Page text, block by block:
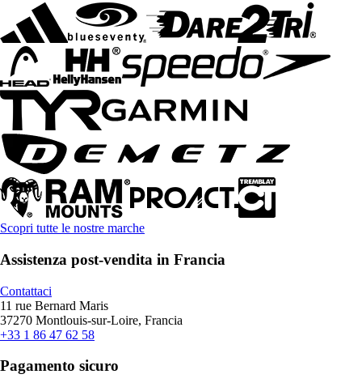
Scopri tutte le nostre marche
Assistenza post-vendita in Francia
Contattaci
11 rue Bernard Maris
37270 Montlouis-sur-Loire, Francia
+33 1 86 47 62 58
Pagamento sicuro